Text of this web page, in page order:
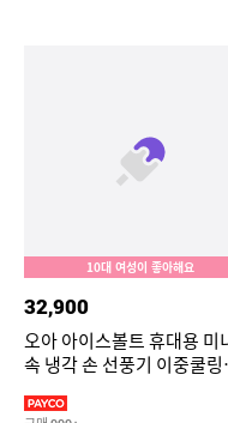
10대 여성이 좋아해요
32,900
오아 아이스볼트 휴대용 미
속 냉각 손 선풍기 이중쿨링